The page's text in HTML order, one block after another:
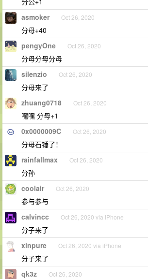
asmoker Oct 26, 2020
分母+40
pengyOne Oct 26, 2020
分母分母分母
silenzio Oct 26, 2020
分母来了
zhuang0718 Oct 26, 2020
嘿嘿 分母+1
0x0000009C Oct 26, 2020
分母石锤了！
rainfallmax Oct 26, 2020
分孙
coolair Oct 26, 2020
参与参与
calvincc Oct 26, 2020 via iPhone
分子来了
xinpure Oct 26, 2020 via iPhone
分子来了
qk3z Oct 26, 2020